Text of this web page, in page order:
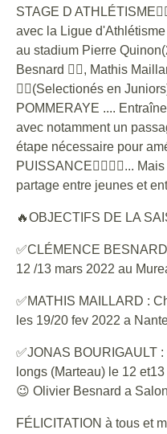
STAGE D
avec la Ligue
au stadium Pierre
Besnard 🏃‍♀️, Mathis
🏋️‍♀️(Selectionés en
POMMERAYE ....
avec notamment un
étape nécessaire pour
PUISSANCE🏃‍♂️🏃‍♀️...
partage entre jeunes et
🔥OBJECTIFS DE LA
✅CLÉMENCE
12 /13 mars 2022 au
✅MATHIS MAILLARD :
les 19/20 fev 2022 a
✅JONAS BOURIGAULT
longs (Marteau) le 12
😉 Olivier Besnard a
FÉLICITATION à tous et